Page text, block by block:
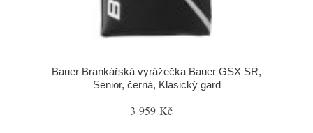
Bauer Brankářská vyrážečka Bauer GSX SR,
Senior, černá, Klasický gard
3 959 Kč